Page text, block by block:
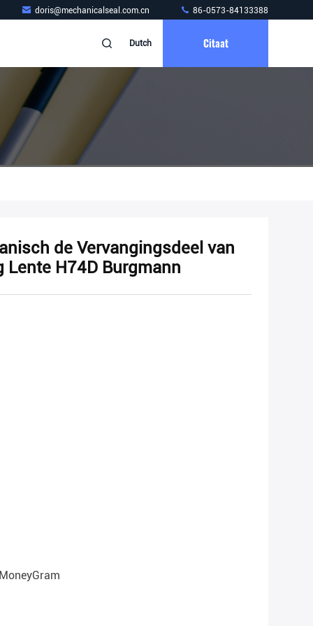
doris@mechanicalseal.com.cn 86-0573-84133388
Dutch Citaat
de Vervangingsdeel van
Lente H74D Burgmann